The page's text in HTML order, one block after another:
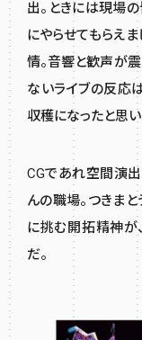
出。ときには現場
にやらせてもらえ
情。音響と歓声が
ないライブの反応
収穫になったと思い
CGであれ空間演
んの職場。つきま
に挑む開拓精神が
だ。